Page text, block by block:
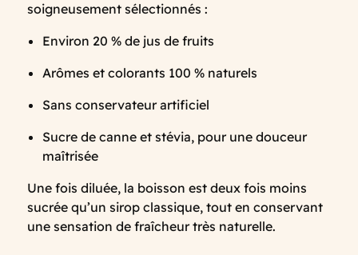
soigneusement sélectionnés :
Environ 20 % de jus de fruits
Arômes et colorants 100 % naturels
Sans conservateur artificiel
Sucre de canne et stévia, pour une douceur
maîtrisée
Une fois diluée, la boisson est deux fois moins
sucrée qu’un sirop classique, tout en conservant
une sensation de fraîcheur très naturelle.